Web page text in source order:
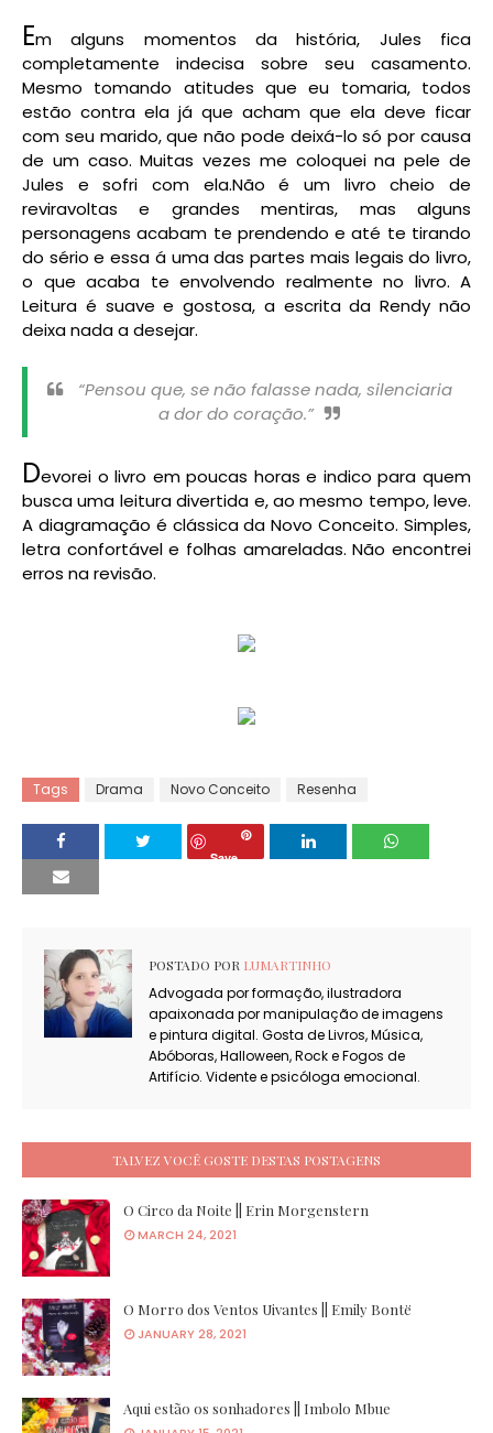
Em alguns momentos da história, Jules fica
completamente indecisa sobre seu casamento.
Mesmo tomando atitudes que eu tomaria, todos
estão contra ela já que acham que ela deve ficar
com seu marido, que não pode deixá-lo só por causa
de um caso. Muitas vezes me coloquei na pele de
Jules e sofri com ela.Não é um livro cheio de
reviravoltas e grandes mentiras, mas alguns
personagens acabam te prendendo e até te tirando
do sério e essa á uma das partes mais legais do livro,
o que acaba te envolvendo realmente no livro. A
Leitura é suave e gostosa, a escrita da Rendy não
deixa nada a desejar.
“Pensou que, se não falasse nada, silenciaria
a dor do coração.”
Devorei o livro em poucas horas e indico para quem
busca uma leitura divertida e, ao mesmo tempo, leve.
A diagramação é clássica da Novo Conceito. Simples,
letra confortável e folhas amareladas. Não encontrei
erros na revisão.
Tags Drama Novo Conceito Resenha
Save
POSTADO POR LUMARTINHO
Advogada por formação, ilustradora
apaixonada por manipulação de imagens
e pintura digital. Gosta de Livros, Música,
Abóboras, Halloween, Rock e Fogos de
Artifício. Vidente e psicóloga emocional.
TALVEZ VOCÊ GOSTE DESTAS POSTAGENS
O Circo da Noite || Erin Morgenstern
MARCH 24, 2021
O Morro dos Ventos Uivantes || Emily Bontë
JANUARY 28, 2021
Aqui estão os sonhadores || Imbolo Mbue